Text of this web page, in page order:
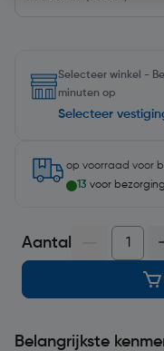
Selecteer winkel -
minuten op
Selecteer
op voorraad voor
13 voor bezorging
Aantal
Belangrijkste